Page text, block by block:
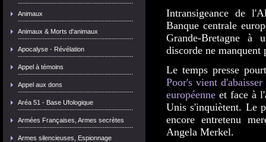
Animaux
Animaux & Morts d'animaux
Apocalyse - Révélation
Appel à témoins
Appel aux dons
Aréa 51 - Base Ufologique
Armées Françaises, Armes secrètes
Armes silencieuses, Espionnage
Intransigeance de
Banque centrale
Grande-Bretagne à
discorde ne manquent
Le temps presse
Poor's vient
européenne et face à
Unis s'inquiètent. Le
encore entretenu
Angela Merkel.